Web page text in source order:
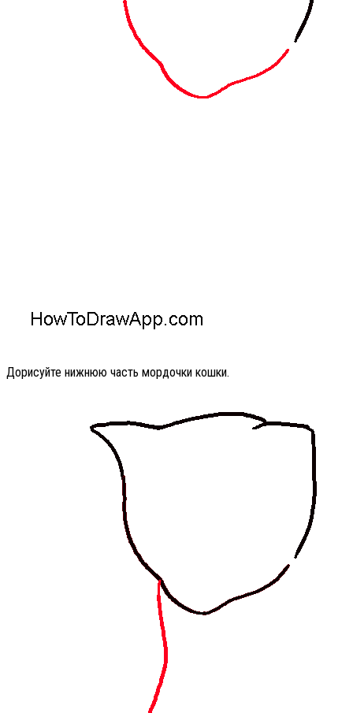
Дорисуйте нижнюю часть мордочки кошки.